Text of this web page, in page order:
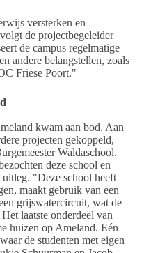
versterken en
de projectbegeleider
de campus regelmatige
andere belangstellen, zoals
Friese Poort."
kwam aan bod. Aan
projecten gekoppeld,
Waldaschool.
deze school en
"Deze school heeft
maakt gebruik van een
grijswatercircuit, wat de
laatste onderdeel van
huizen op Ameland. Eén
de studenten met eigen